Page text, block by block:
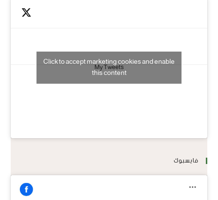
My Tweets
Click to accept marketing cookies and enable
this content
فايسبوك